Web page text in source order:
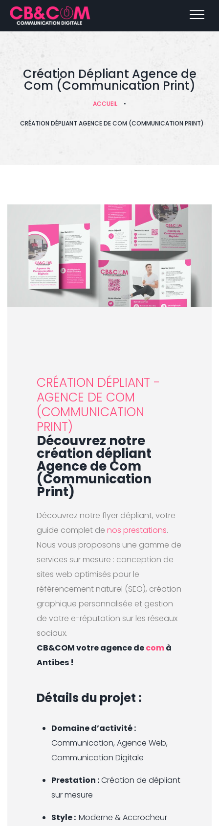
Création Dépliant Agence de
Com (Communication Print)
ACCUEIL •
CRÉATION DÉPLIANT AGENCE DE COM (COMMUNICATION PRINT)
CRÉATION DÉPLIANT -
AGENCE DE COM
(COMMUNICATION
PRINT)
Découvrez notre
création dépliant
Agence de Com
(Communication
Print)
Découvrez notre flyer dépliant, votre
guide complet de nos prestations.
Nous vous proposons une gamme de
services sur mesure : conception de
sites web optimisés pour le
référencement naturel (SEO), création
graphique personnalisée et gestion
de votre e-réputation sur les réseaux
sociaux.
CB&COM votre agence decomà
Antibes !
Détails du projet :
Domaine d’activité :
Communication, Agence Web,
Communication Digitale
Prestation :Création de dépliant
sur mesure
Style : Moderne & Accrocheur